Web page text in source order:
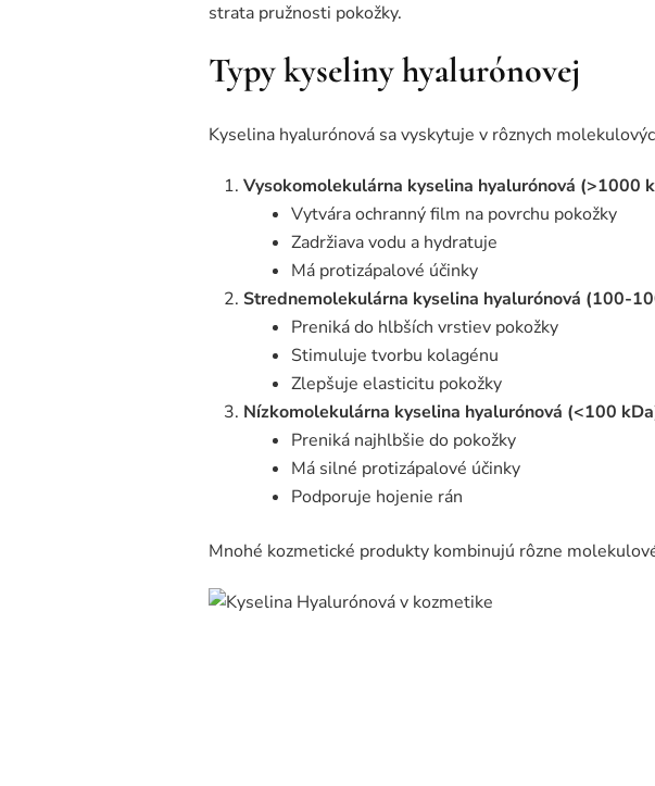
strata pružnosti pokožky.
Typy kyseliny hyalurónovej
Kyselina hyalurónová sa vyskytuje v rôznych
Vysokomolekulárna kyselina hyalurónová (>1000
Vytvára ochranný film na povrchu pokožky
Zadržiava vodu a hydratuje
Má protizápalové účinky
Strednemolekulárna kyselina hyalurónová (100-
Preniká do hlbších vrstiev pokožky
Stimuluje tvorbu kolagénu
Zlepšuje elasticitu pokožky
Nízkomolekulárna kyselina hyalurónová (<100
Preniká najhlbšie do pokožky
Má silné protizápalové účinky
Podporuje hojenie rán
Mnohé kozmetické produkty kombinujú rôzne